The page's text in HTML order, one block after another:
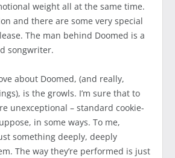
weight all at the same time.
and there are some very special
The man behind Doomed is a
songwriter.
about Doomed, (and really,
is the growls. I’m sure that to
unexceptional – standard cookie-
in some ways. To me,
something deeply, deeply
The way they’re performed is just